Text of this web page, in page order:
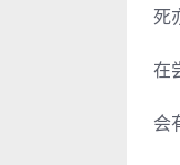
死
在
会